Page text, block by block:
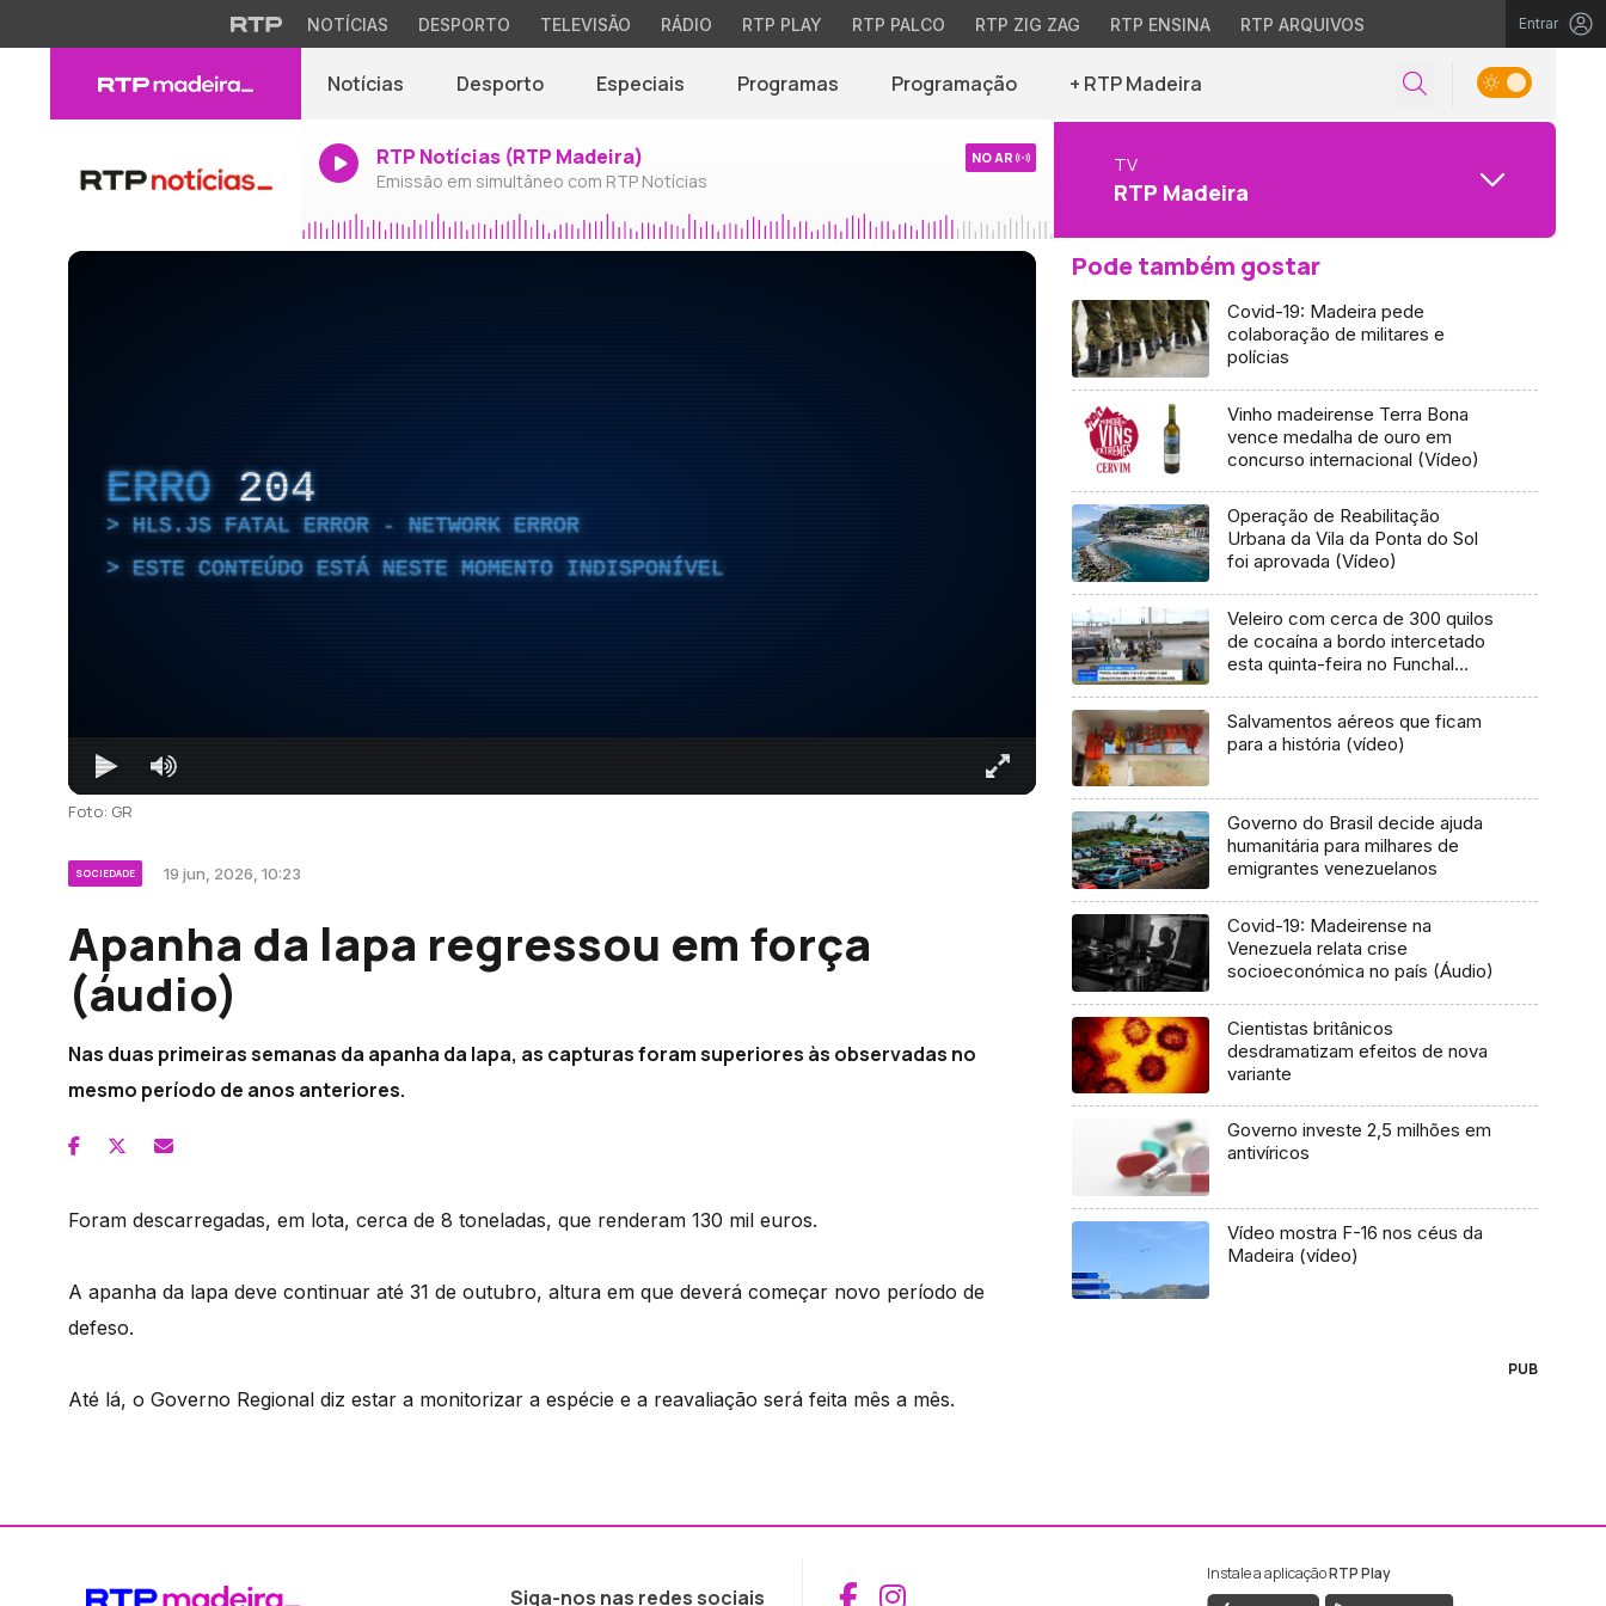
NOTÍCIAS DESPORTO TELEVISÃO RÁDIO RTP PLAY RTP PALCO RTP ZIG ZAG RTP ENSINA RTP ARQUIVOS Entrar
Notícias Desporto Especiais Programas Programação + RTP Madeira
RTP Notícias (RTP Madeira)
Emissão em simultâneo com RTP Notícias
NO AR TV
RTP Madeira
ERRO 204
HLS.JS FATAL ERROR - NETWORK ERROR
ESTE CONTEÚDO ESTÁ NESTE MOMENTO INDISPONÍVEL
Foto: GR
SOCIEDADE 19 jun, 2026, 10:23
Apanha da lapa regressou em força
(áudio)
Nas duas primeiras semanas da apanha da lapa, as capturas foram superiores às observadas no
mesmo período de anos anteriores.
Foram descarregadas, em lota, cerca de 8 toneladas, que renderam 130 mil euros.
A apanha da lapa deve continuar até 31 de outubro, altura em que deverá começar novo período de
defeso.
Até lá, o Governo Regional diz estar a monitorizar a espécie e a reavaliação será feita mês a mês.
Pode também gostar
Covid-19: Madeira pede
colaboração de militares e
polícias
Vinho madeirense Terra Bona
vence medalha de ouro em
concurso internacional (Vídeo)
Operação de Reabilitação
Urbana da Vila da Ponta do Sol
foi aprovada (Vídeo)
Veleiro com cerca de 300 quilos
de cocaína a bordo intercetado
esta quinta-feira no Funchal
Salvamentos aéreos que ficam
para a história (vídeo)
Governo do Brasil decide ajuda
humanitária para milhares de
emigrantes venezuelanos
Covid-19: Madeirense na
Venezuela relata crise
socioeconómica no país (Áudio)
Cientistas britânicos
desdramatizam efeitos de nova
variante
Governo investe 2,5 milhões em
antivíricos
Vídeo mostra F-16 nos céus da
Madeira (vídeo)
PUB
Siga-nos nas redes sociais Aceder ao Facebook da RTP Madeira
Aceder ao Instagram da RTP Madeira
Instale a aplicaçãoRTP Play